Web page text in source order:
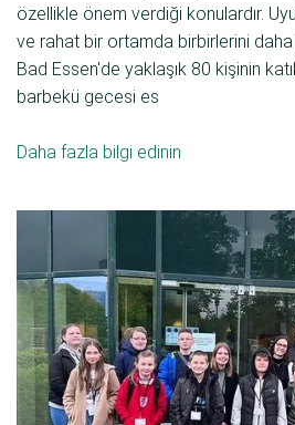
özellikle önem verdiği konulardır.
ve rahat bir ortamda birbirlerini daha
Bad Essen'de yaklaşık 80 kişinin
barbekü gecesi es
Daha fazla bilgi edinin